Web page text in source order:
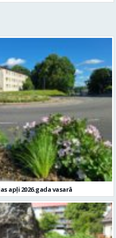
apļi 2026.gada vasarā